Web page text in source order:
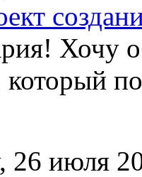
Хочу
который
июля